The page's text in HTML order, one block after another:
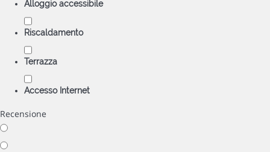
Alloggio accessibile
Riscaldamento
Terrazza
Accesso Internet
Recensione